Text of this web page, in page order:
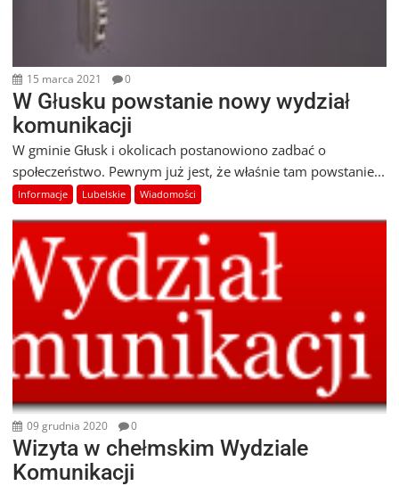
15 marca 2021 0
W Głusku powstanie nowy wydział
komunikacji
W gminie Głusk i okolicach postanowiono zadbać o
społeczeństwo. Pewnym już jest, że właśnie tam powstanie...
Informacje Lubelskie Wiadomości
09 grudnia 2020 0
Wizyta w chełmskim Wydziale
Komunikacji